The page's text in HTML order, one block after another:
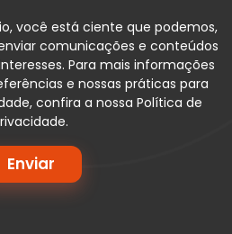
você está ciente que podemos,
comunicações e conteúdos
Para mais informações
e nossas práticas para
confira a nossa Política de